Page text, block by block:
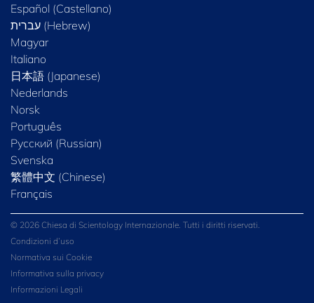
Español (Castellano)
Magyar
Italiano
日本語 (Japanese)
Nederlands
Norsk
Português
Русский (Russian)
Svenska
繁體中文 (Chinese)
Français
© 2026 Chiesa di Scientology Internazionale. Tutti i diritti riservati.
Condizioni d’uso
Normativa sui Cookie
Informativa sulla privacy
Informazioni Legali